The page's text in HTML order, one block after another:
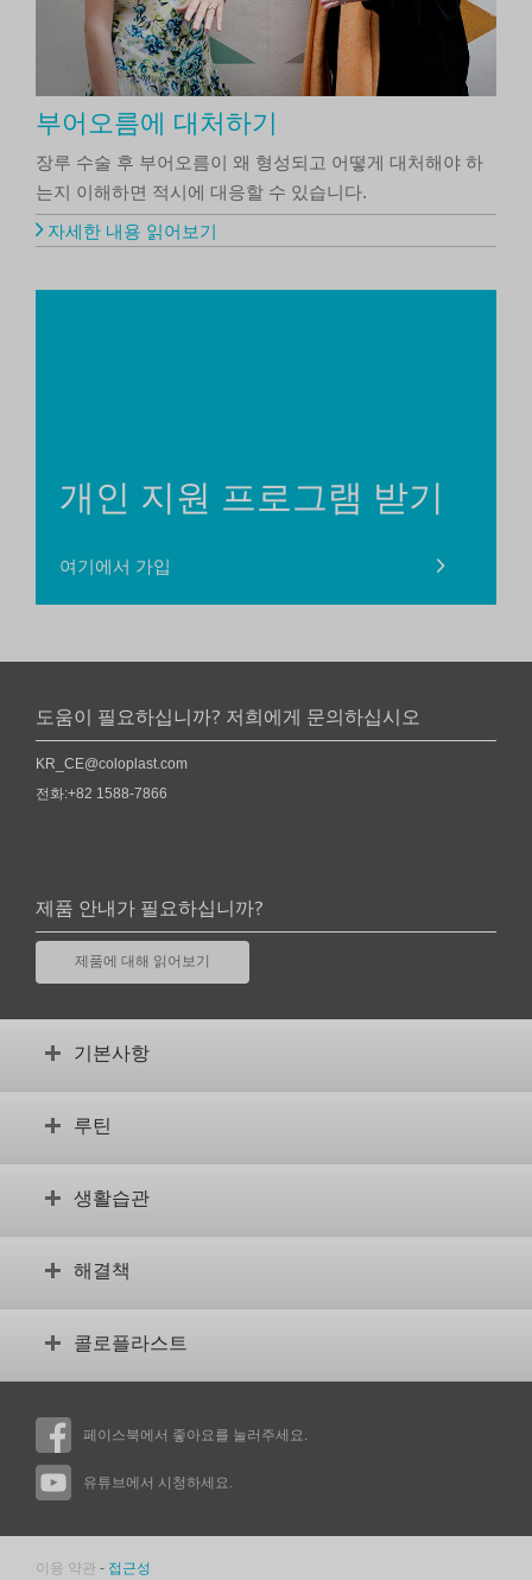
부어오름에 대처하기
장루 수술 후 부어오름이 왜 형성되고 어떻게 대처해야 하
는지 이해하면 적시에 대응할 수 있습니다.
자세한 내용 읽어보기
개인 지원 프로그램 받기
여기에서 가입
도움이 필요하십니까? 저희에게 문의하십시오
KR_CE@coloplast.com
전화:+82 1588-7866
제품 안내가 필요하십니까?
제품에 대해 읽어보기
기본사항
장루란 무엇입니까?
체형이 어떻습니까?
용어집
장루가 있는 자녀
루틴
안정적인 루틴 설정
보조 제품을 위한 동영상
생활습관
장루와 함께 하는 일상 생활
성생활
여행
정서적 지원
사회 생활
사용자 후기
사용자의 동영상 평가
해결책
나에게 맞는 제품 찾기
권리 및 보험에 관한 사실
콜로플라스트
혁신
콜로플라스트 웹사이트
의료 전문가 가입
콜로플라스트 현지 사무소
페이스북에서 좋아요를 눌러주세요.
유튜브에서 시청하세요.
이용 약관 - 접근성